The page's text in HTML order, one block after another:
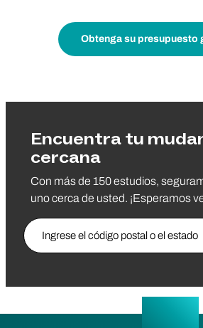
Obtenga su presupuesto
Encuentra tu
cercana
Con más de 150 estudios,
uno cerca de usted. ¡Esperamos
Ingrese el código postal o el estado